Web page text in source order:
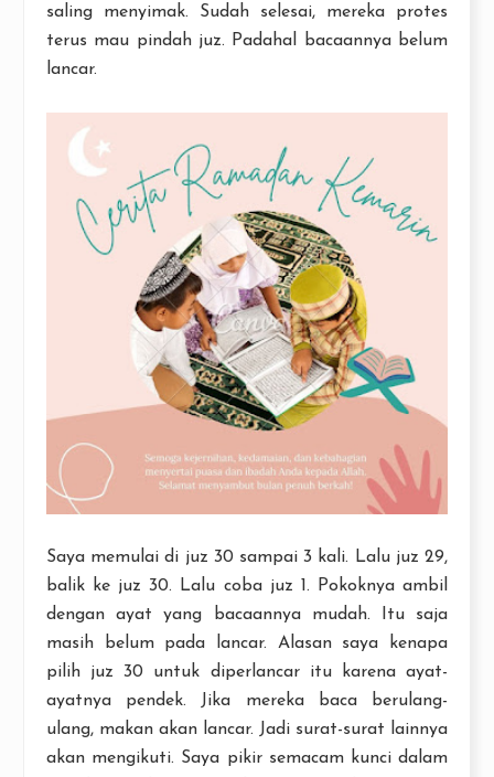
saling menyimak. Sudah selesai, mereka protes
terus mau pindah juz. Padahal bacaannya belum
lancar.
Saya memulai di juz 30 sampai 3 kali. Lalu juz 29,
balik ke juz 30. Lalu coba juz 1. Pokoknya ambil
dengan ayat yang bacaannya mudah. Itu saja
masih belum pada lancar. Alasan saya kenapa
pilih juz 30 untuk diperlancar itu karena ayat-
ayatnya pendek. Jika mereka baca berulang-
ulang, makan akan lancar. Jadi surat-surat lainnya
akan mengikuti. Saya pikir semacam kunci dalam